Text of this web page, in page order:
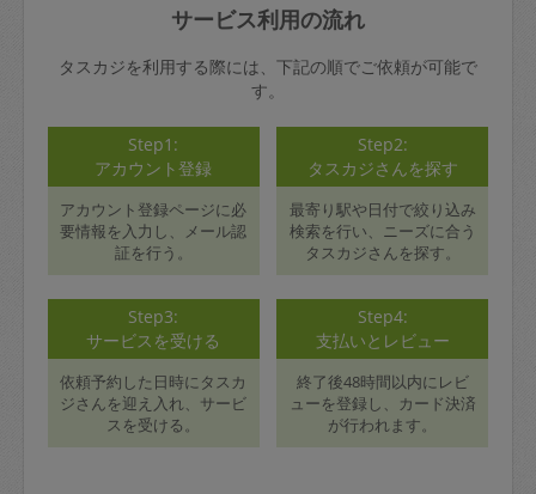
サービス利用の流れ
タスカジを利用する際には、下記の順でご依頼が可能で
す。
Step1:
アカウント登録
アカウント登録ページに必
要情報を入力し、メール認
証を行う。
Step2:
タスカジさんを探す
最寄り駅や日付で絞り込み
検索を行い、ニーズに合う
タスカジさんを探す。
Step3:
サービスを受ける
依頼予約した日時にタスカ
ジさんを迎え入れ、サービ
スを受ける。
Step4:
支払いとレビュー
終了後48時間以内にレビ
ューを登録し、カード決済
が行われます。